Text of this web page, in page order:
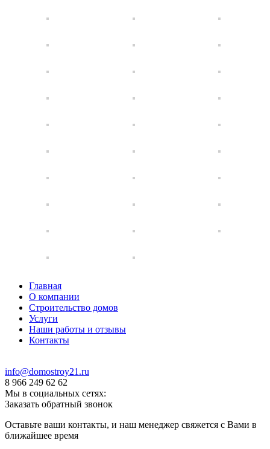
Главная
О компании
Строительство домов
Услуги
Наши работы и отзывы
Контакты
info@domostroy21.ru
8 966 249 62 62
Мы в социальных сетях:
Заказать обратный звонок
Оставьте ваши контакты, и наш менеджер свяжется с Вами в
ближайшее время